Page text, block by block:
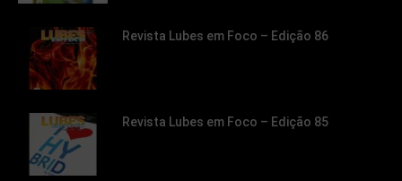
Revista Lubes em Foco – Edição 86
Revista Lubes em Foco – Edição 85